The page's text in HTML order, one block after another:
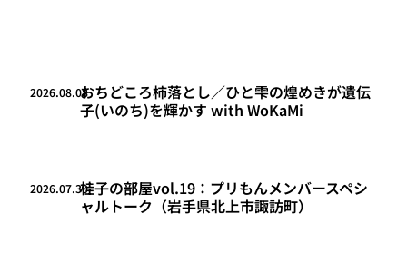
2026.08.08おちどころ柿落とし／ひと雫の煌めきが遺伝
子(いのち)を輝かす with WoKaMi
2026.07.30桂子の部屋vol.19：プリもんメンバースペシ
ャルトーク（岩手県北上市諏訪町）